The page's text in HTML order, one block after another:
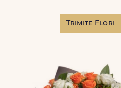
Trimite Flori